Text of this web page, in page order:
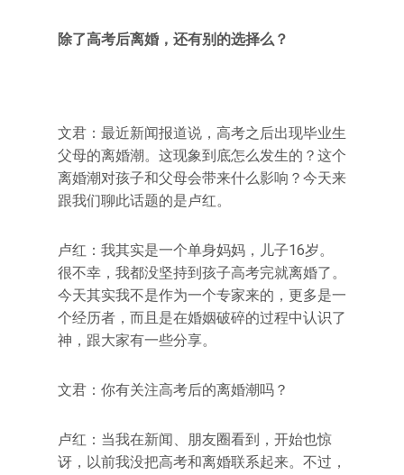
除了高考后离婚，还有别的选择么？
文君：最近新闻报道说，高考之后出现毕业生
父母的离婚潮。这现象到底怎么发生的？这个
离婚潮对孩子和父母会带来什么影响？今天来
跟我们聊此话题的是卢红。
卢红：我其实是一个单身妈妈，儿子16岁。
很不幸，我都没坚持到孩子高考完就离婚了。
今天其实我不是作为一个专家来的，更多是一
个经历者，而且是在婚姻破碎的过程中认识了
神，跟大家有一些分享。
文君：你有关注高考后的离婚潮吗？
卢红：当我在新闻、朋友圈看到，开始也惊
讶，以前我没把高考和离婚联系起来。不过，